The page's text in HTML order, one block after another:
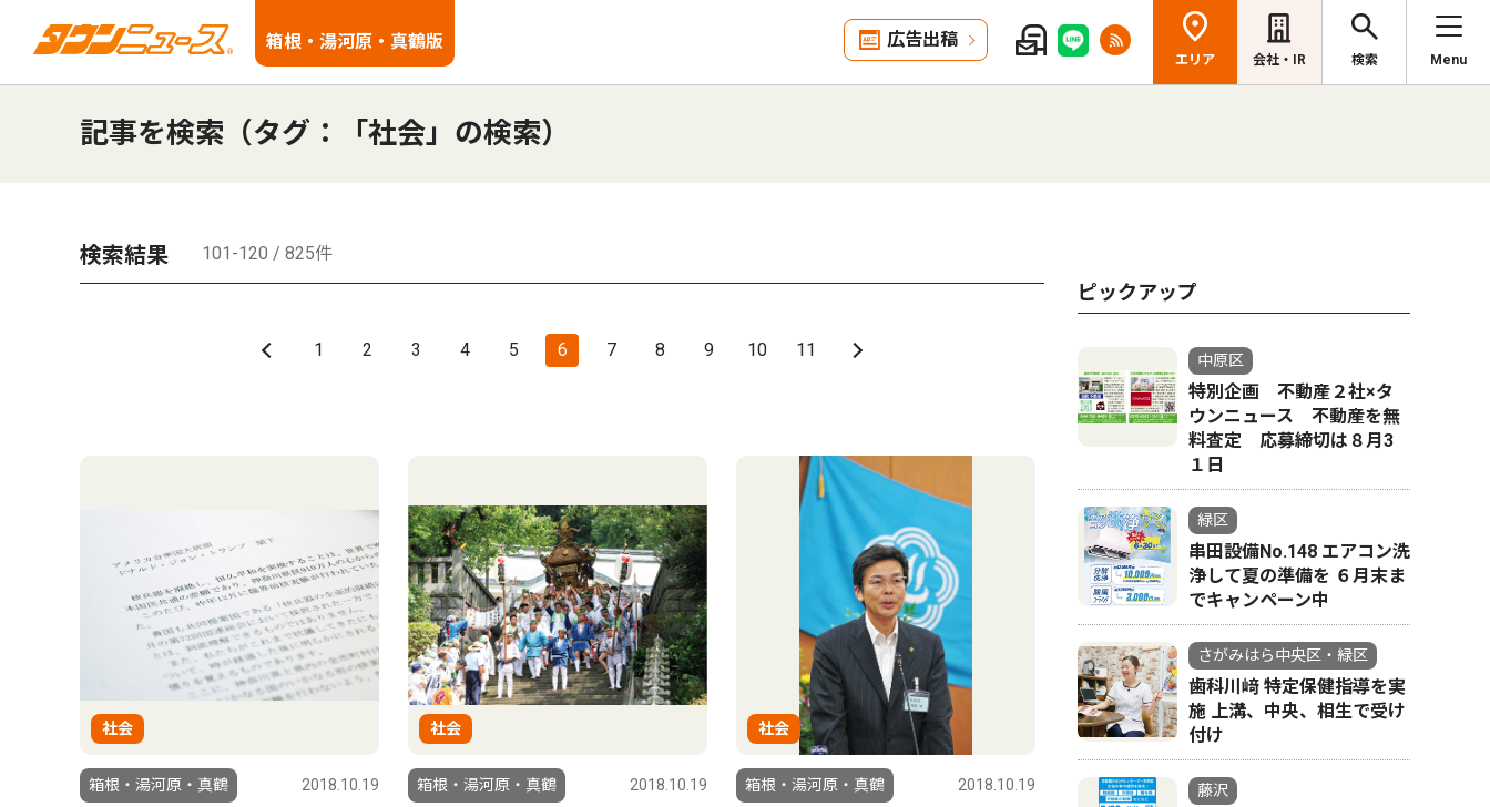
箱根・湯河原・真鶴版 広告出稿
エリア 会社・IR 検索 Menu
記事を検索（タグ：「社会」の検索）
検索結果 101-120 / 825件
1 2 3 4 5 6 7 8 9 10 11
社会
箱根・湯河原・真鶴 2018.10.19
社会
箱根・湯河原・真鶴 2018.10.19
社会
箱根・湯河原・真鶴 2018.10.19
ピックアップ
中原区
特別企画 不動産２社×タ
ウンニュース 不動産を無
料査定 応募締切は８月3
１日
緑区
串田設備No.148 エアコン洗
浄して夏の準備を ６月末ま
でキャンペーン中
さがみはら中央区・緑区
歯科川﨑 特定保健指導を実
施 上溝、中央、相生で受け
付け
藤沢